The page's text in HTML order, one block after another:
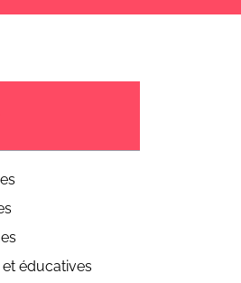
éducatives